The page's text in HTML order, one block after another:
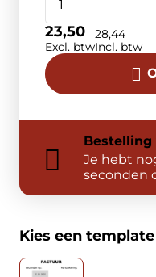
23,50
Excl. btw
28,44
Incl. btw
Bestelling
Je hebt
seconden
Kies een template